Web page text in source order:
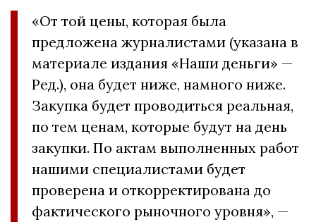
«От той цены, которая была
предложена журналистами (указана в
материале издания «Наши деньги» —
Ред.), она будет ниже, намного ниже.
Закупка будет проводиться реальная,
по тем ценам, которые будут на день
закупки. По актам выполненных работ
нашими специалистами будет
проверена и откорректирована до
фактического рыночного уровня», —